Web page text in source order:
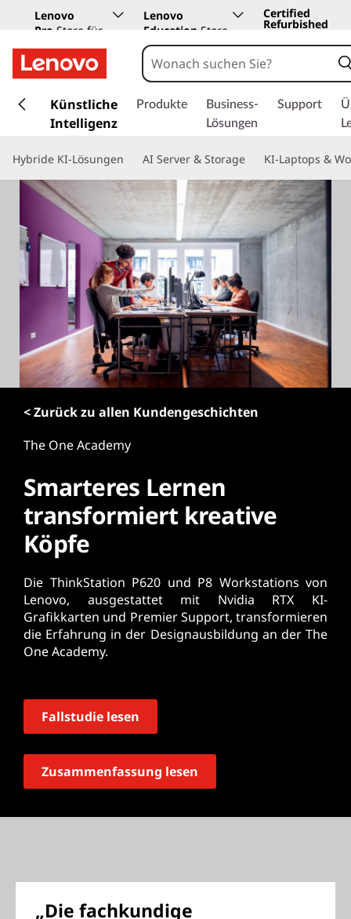
Lenovo
Pro Store für
Unternehmen
Lenovo
Education Store
Certified
Refurbished
u
a
n
Künstliche
Intelligenz
Produkte
Business-
Lösungen
Support
Hybride KI-Lösungen AI Server & Storage KI-Laptops &
< Zurück zu allen Kundengeschichten
The One Academy
Smarteres Lernen
transformiert kreative
Köpfe
Die ThinkStation P620 und P8 Workstations von
Lenovo, ausgestattet mit Nvidia RTX KI-
Grafikkarten und Premier Support, transformieren
die Erfahrung in der Designausbildung an der The
One Academy.
Fallstudie lesen
Zusammenfassung lesen
„Die fachkundige